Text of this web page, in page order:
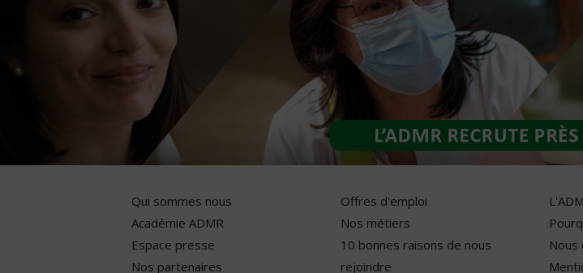
Qui sommes nous
Académie ADMR
Espace presse
Nos partenaires
Offres d'emploi
Nos métiers
10 bonnes raisons de nous
rejoindre
Nous